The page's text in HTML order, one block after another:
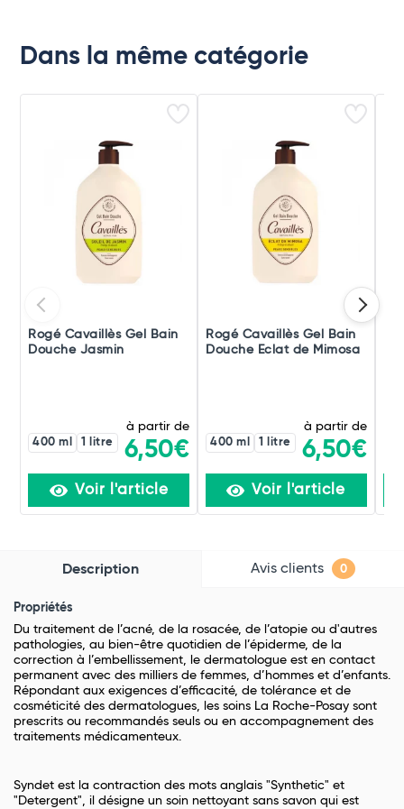
Dans la même catégorie
Rogé Cavaillès Gel Bain
Douche Jasmin
400 ml 1 litre
à partir de
6,50€
Voir l'article
Rogé Cavaillès Gel Bain
Douche Eclat de Mimosa
400 ml 1 litre
à partir de
6,50€
Voir l'article
Description Avis clients 0
Propriétés
Du traitement de l’acné, de la rosacée, de l’atopie ou d'autres
pathologies, au bien-être quotidien de l’épiderme, de la
correction à l’embellissement, le dermatologue est en contact
permanent avec des milliers de femmes, d’hommes et d’enfants.
Répondant aux exigences d’efficacité, de tolérance et de
cosméticité des dermatologues, les soins La Roche-Posay sont
prescrits ou recommandés seuls ou en accompagnement des
traitements médicamenteux.
Syndet est la contraction des mots anglais "Synthetic" et
" Detergent", il désigne un soin nettoyant sans savon qui est